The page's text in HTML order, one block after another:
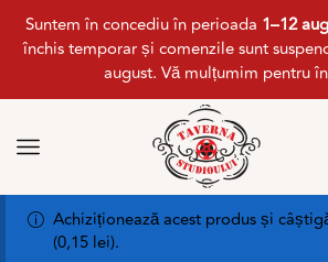
Suntem în concediu în perioada 1–12
închis temporar și comenzile sunt
august. Vă mulțumim pentru
Achiziționează acest produs și
(0,15 lei).